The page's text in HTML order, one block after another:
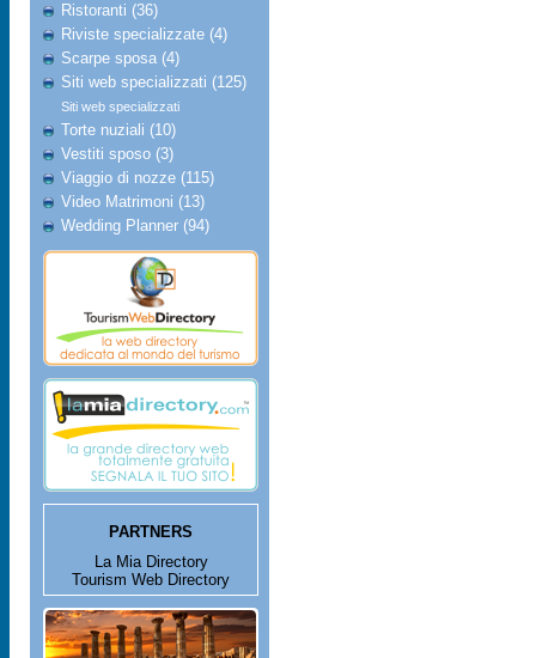
Ristoranti (36)
Riviste specializzate (4)
Scarpe sposa (4)
Siti web specializzati (125)
Siti web specializzati
Torte nuziali (10)
Vestiti sposo (3)
Viaggio di nozze (115)
Video Matrimoni (13)
Wedding Planner (94)
PARTNERS
La Mia Directory
Tourism Web Directory